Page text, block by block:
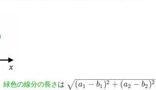
緑色の線分の長さ は (a1 − b1 )2 + (a2 − b2 )2
− −
−−−−−−−−−−−−−−−−
√
(a1−b )2 +(a2−b2 )2